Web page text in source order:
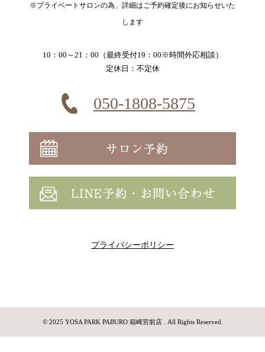
※プライベートサロンの為、詳細はご予約確定後にお知らせいた
します
10：00～21：00（最終受付19：00※時間外応相談）
定休日：不定休
050-1808-5875
プライバシーポリシー
© 2025 YOSA PARK PABURO 箱崎宮前店 . All Rights Reserved.